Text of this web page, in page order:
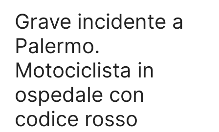
Grave incidente a
Palermo.
Motociclista in
ospedale con
codice rosso